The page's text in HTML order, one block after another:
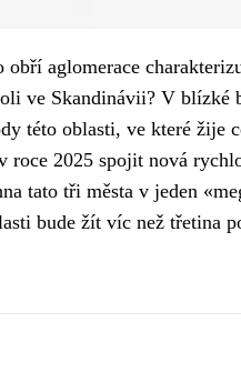
aglomerace
ve Skandinávii? V blízké
této oblasti, ve které žije
2025 spojit nová
tato tři města v jeden
bude žít víc než třetina